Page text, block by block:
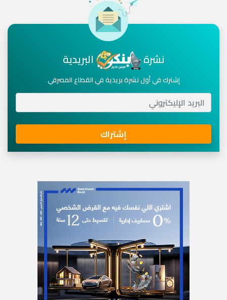
نشرة البريدية
إشترك في أول نشرة بريدية في القطاع المصرفي